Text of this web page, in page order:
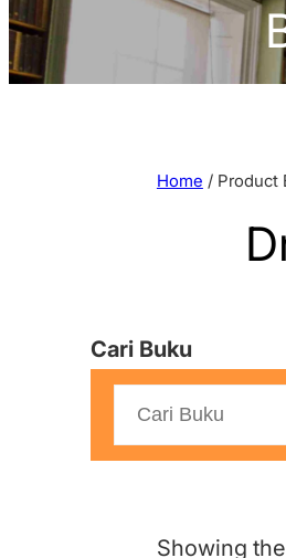
Home / Product
Cari Buku
Showing